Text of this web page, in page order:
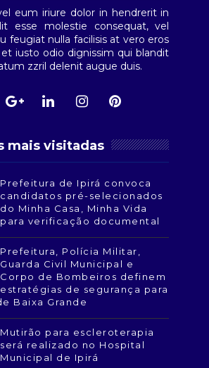
eum iriure dolor in hendrerit in
esse molestie consequat, vel
feugiat nulla facilisis at vero eros
iusto odio dignissim qui blandit
zzril delenit augue duis.
mais visitadas
Prefeitura de Ipirá convoca
candidatos pré-selecionados
do Minha Casa, Minha Vida
para verificação documental
Prefeitura, Polícia Militar,
Guarda Civil Municipal e
Corpo de Bombeiros definem
estratégias de segurança para
Baixa Grande
Mutirão para escleroterapia
será realizado no Hospital
Municipal de Ipirá